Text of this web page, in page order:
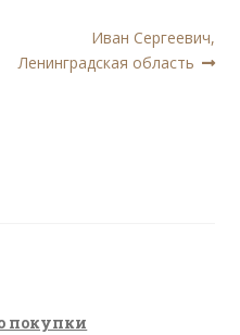
Следующая
запись:
Иван Сергеевич,
Ленинградская область
покупки